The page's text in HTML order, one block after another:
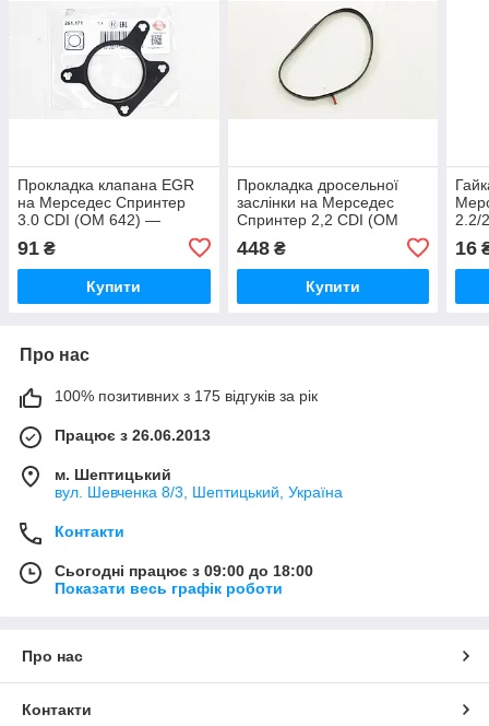
Прокладка клапана EGR
на Мерседес Спринтер
3.0 CDI (OM 642) —
261171
91 ₴
Купити
Прокладка дросельної
заслінки на Мерседес
Спринтер 2,2 CDI (OM
651) — MERCEDES-BENZ
(Оригінал) 6510910460
448₴
Купити
2.2/
16
Про нас
100% позитивних з 175 відгуків за рік
Працює з 26.06.2013
м. Шептицький
вул. Шевченка 8/3, Шептицький, Україна
Контакти
Сьогодні працює з 09:00 до 18:00
Показати весь графік роботи
Про нас
Контакти